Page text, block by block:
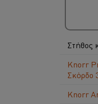
Στήθος
Knorr
Σκόρδο
Knorr